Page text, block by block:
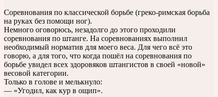
Соревнования по классической борьбе (греко-римская борьба
на руках без помощи ног).
Немного оговорюсь, незадолго до этого проходили
соревнования по штанге. На соревнованиях выполнил
необходимый норматив для моего веса. Для чего всё это
говорю, а для того, что когда пошёл на соревнования по
борьбе увидел всех здоровяков штангистов в своей «новой»
весовой категории.
Только в голове и мелькнуло:
— «Угодил, как кур в ощип».